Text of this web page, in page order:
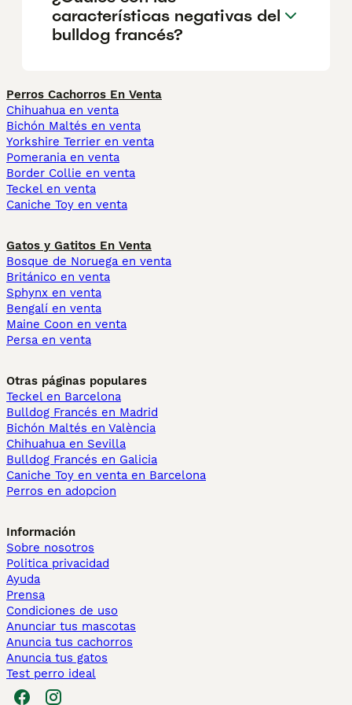
características negativas del
bulldog francés?
Perros Cachorros En Venta
Chihuahua en venta
Bichón Maltés en venta
Yorkshire Terrier en venta
Pomerania en venta
Border Collie en venta
Teckel en venta
Caniche Toy en venta
Gatos y Gatitos En Venta
Bosque de Noruega en venta
Británico en venta
Sphynx en venta
Bengalí en venta
Maine Coon en venta
Persa en venta
Otras páginas populares
Teckel en Barcelona
Bulldog Francés en Madrid
Bichón Maltés en València
Chihuahua en Sevilla
Bulldog Francés en Galicia
Caniche Toy en venta en Barcelona
Perros en adopcion
Información
Sobre nosotros
Politica privacidad
Ayuda
Prensa
Condiciones de uso
Anunciar tus mascotas
Anuncia tus cachorros
Anuncia tus gatos
Test perro ideal